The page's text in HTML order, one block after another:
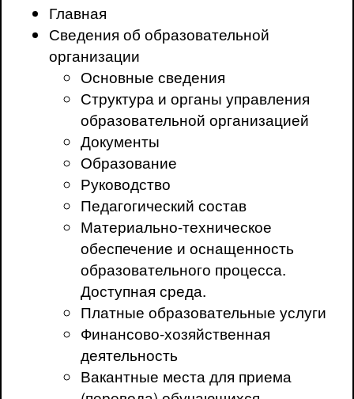
Главная
Сведения об образовательной
организации
Основные сведения
Структура и органы управления
образовательной организацией
Документы
Образование
Руководство
Педагогический состав
Материально-техническое
обеспечение и оснащенность
образовательного процесса.
Доступная среда.
Платные образовательные услуги
Финансово-хозяйственная
деятельность
Вакантные места для приема